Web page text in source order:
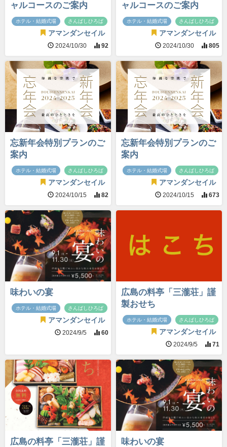
ャルコースのご案内
ホテル・結婚式場 さんばしひろば
アマンダンセイル
2024/10/30 92
ャルコースのご案内
ホテル・結婚式場 さんばしひろば
アマンダンセイル
2024/10/30 805
忘新年会特別プランのご
案内
ホテル・結婚式場 さんばしひろば
アマンダンセイル
2024/10/15 82
忘新年会特別プランのご
案内
ホテル・結婚式場 さんばしひろば
アマンダンセイル
2024/10/15 673
味わいの宴
ホテル・結婚式場 さんばしひろば
アマンダンセイル
2024/9/5 60
広島の料亭「三瀧荘」謹
製おせち
ホテル・結婚式場 さんばしひろば
アマンダンセイル
2024/9/5 71
広島の料亭「三瀧荘」謹
味わいの宴